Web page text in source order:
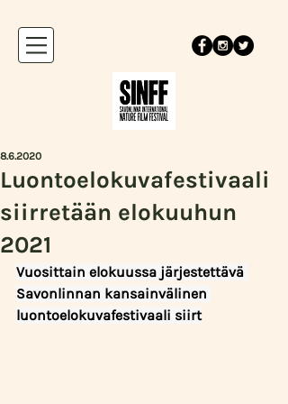
Luontoelokuvafestivaali
siirretään elokuuhun
2021
8.6.2020
Vuosittain elokuussa järjestettävä
Savonlinnan kansainvälinen
luontoelokuvafestivaali siirt